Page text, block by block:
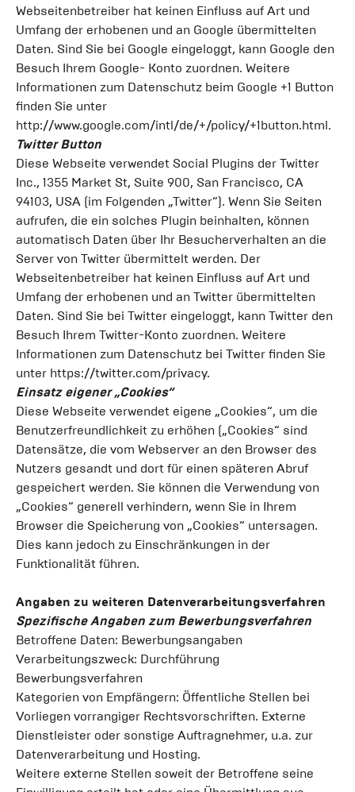
Webseitenbetreiber hat keinen Einfluss auf Art und
Umfang der erhobenen und an Google übermittelten
Daten. Sind Sie bei Google eingeloggt, kann Google den
Besuch Ihrem Google- Konto zuordnen. Weitere
Informationen zum Datenschutz beim Google +1 Button
finden Sie unter
http://www.google.com/intl/de/+/policy/+1button.html.
Twitter Button
Diese Webseite verwendet Social Plugins der Twitter
Inc., 1355 Market St, Suite 900, San Francisco, CA
94103, USA (im Folgenden „Twitter“). Wenn Sie Seiten
aufrufen, die ein solches Plugin beinhalten, können
automatisch Daten über Ihr Besucherverhalten an die
Server von Twitter übermittelt werden. Der
Webseitenbetreiber hat keinen Einfluss auf Art und
Umfang der erhobenen und an Twitter übermittelten
Daten. Sind Sie bei Twitter eingeloggt, kann Twitter den
Besuch Ihrem Twitter-Konto zuordnen. Weitere
Informationen zum Datenschutz bei Twitter finden Sie
unter https://twitter.com/privacy.
Einsatz eigener „Cookies“
Diese Webseite verwendet eigene „Cookies“, um die
Benutzerfreundlichkeit zu erhöhen („Cookies“ sind
Datensätze, die vom Webserver an den Browser des
Nutzers gesandt und dort für einen späteren Abruf
gespeichert werden. Sie können die Verwendung von
„Cookies“ generell verhindern, wenn Sie in Ihrem
Browser die Speicherung von „Cookies“ untersagen.
Dies kann jedoch zu Einschränkungen in der
Funktionalität führen.
Angaben zu weiteren Datenverarbeitungsverfahren
Spezifische Angaben zum Bewerbungsverfahren
Betroffene Daten: Bewerbungsangaben
Verarbeitungszweck: Durchführung
Bewerbungsverfahren
Kategorien von Empfängern: Öffentliche Stellen bei
Vorliegen vorrangiger Rechtsvorschriften. Externe
Dienstleister oder sonstige Auftragnehmer, u.a. zur
Datenverarbeitung und Hosting.
Weitere externe Stellen soweit der Betroffene seine